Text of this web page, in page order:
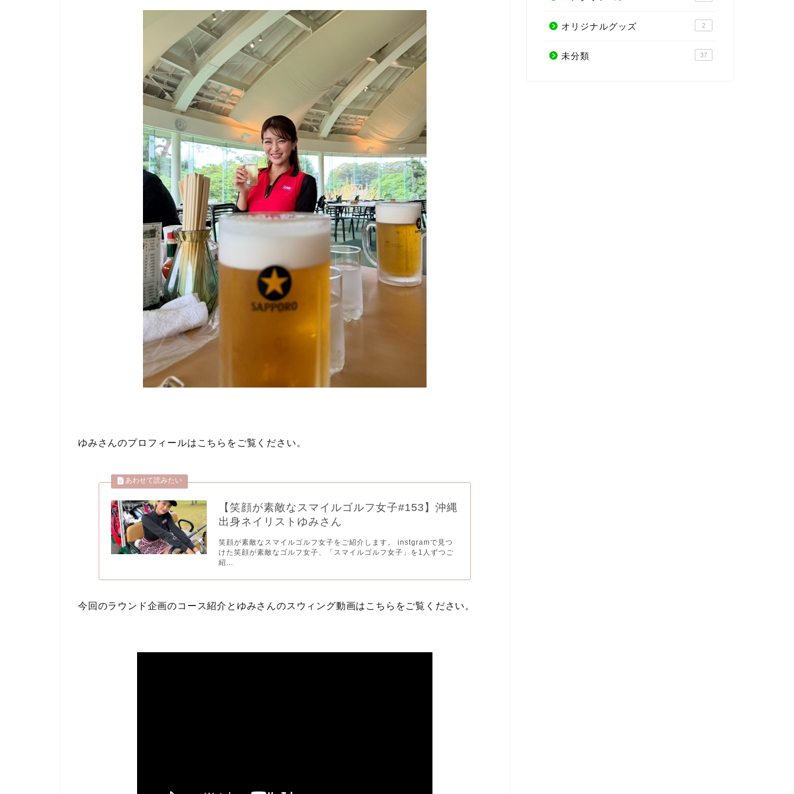
ゆみさんのプロフィールはこちらをご覧ください。
【笑顔が素敵なスマイルゴルフ女子#153】沖縄
出身ネイリストゆみさん
笑顔が素敵なスマイルゴルフ女子をご紹介します。 instgramで見つ
けた笑顔が素敵なゴルフ女子、「スマイルゴルフ女子」を1人ずつご
紹...
今回のラウンド企画のコース紹介とゆみさんのスウィング動画はこちらをご覧ください。
オリジナルグッズ 2
未分類 37